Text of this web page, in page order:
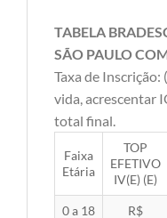
TABELA
SÃO PAULO
Taxa de
vida, acrescentar
total final.
Faixa
Etária
TOP
EFETIVO
IV(E) (E)
0 a 18 R$